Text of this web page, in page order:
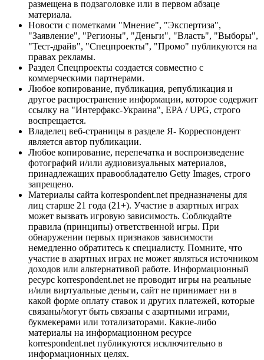
размещена в подзаголовке или в первом абзаце
материала.
Новости с пометками "Мнение", "Экспертиза",
"Заявление", "Регионы", "Деньги", "Власть", "Выборы",
"Тест-драйв", "Спецпроекты", "Промо" публикуются на
правах рекламы.
Раздел Спецпроекты создается совместно с
коммерческими партнерами.
Любое копирование, публикация, републикация и
другое распространение информации, которое содержит
ссылку на "Интерфакс-Украина", EPA / UPG, строго
воспрещается.
Владелец веб-страницы в разделе Я- Корреспондент
является автор публикации.
Любое копирование, перепечатка и воспроизведение
фотографий и/или аудиовизуальных материалов,
принадлежащих правообладателю Getty Images, строго
запрещено.
Материалы сайта korrespondent.net предназначены для
лиц старше 21 года (21+). Участие в азартных играх
может вызвать игровую зависимость. Соблюдайте
правила (принципы) ответственной игры. При
обнаружении первых признаков зависимости
немедленно обратитесь к специалисту. Помните, что
участие в азартных играх не может являться источником
доходов или альтернативой работе. Информационный
ресурс korrespondent.net не проводит игры на реальные
и/или виртуальные деньги, сайт не принимает ни в
какой форме оплату ставок и других платежей, которые
связаны/могут быть связаны с азартными играми,
букмекерами или тотализаторами. Какие-либо
материалы на информационном ресурсе
korrespondent.net публикуются исключительно в
информационных целях.